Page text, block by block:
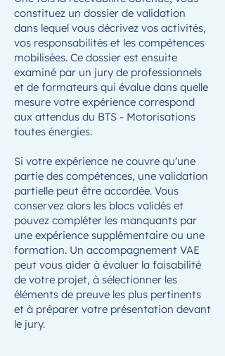
constituez un dossier de validation
dans lequel vous décrivez vos activités,
vos responsabilités et les compétences
mobilisées. Ce dossier est ensuite
examiné par un jury de professionnels
et de formateurs qui évalue dans quelle
mesure votre expérience correspond
aux attendus du BTS - Motorisations
toutes énergies.
Si votre expérience ne couvre qu'une
partie des compétences, une validation
partielle peut être accordée. Vous
conservez alors les blocs validés et
pouvez compléter les manquants par
une expérience supplémentaire ou une
formation. Un accompagnement VAE
peut vous aider à évaluer la faisabilité
de votre projet, à sélectionner les
éléments de preuve les plus pertinents
et à préparer votre présentation devant
le jury.